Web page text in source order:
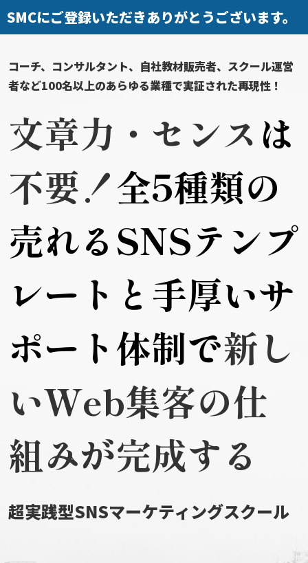
SMCにご登録いただきありがとうございます。
コーチ、コンサルタント、自社教材販売者、スクール運営
者など100名以上のあらゆる業種で実証された再現性！
文章力・センス は
不要！全5種類の
売れるSNSテンプ
レートと手厚いサ
ポート体制で新し
いWeb集客の仕
組みが完成する
超実践型SNSマーケティングスクール